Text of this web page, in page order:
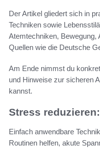
Der Artikel gliedert sich in
Techniken sowie
Atemtechniken, Bewegung,
Quellen wie die Deutsche
Am Ende nimmst du
und Hinweise zur sicheren
kannst.
Stress
Einfach anwendbare
Routinen helfen, akute